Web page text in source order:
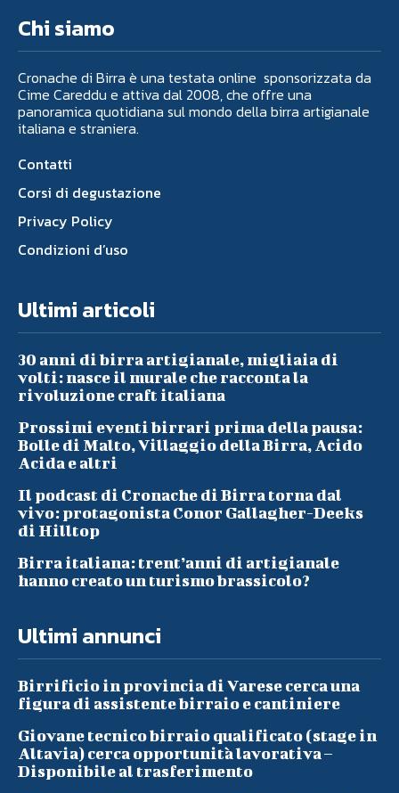
Chi siamo
Cronache di Birra è una testata online sponsorizzata da
Cime Careddu e attiva dal 2008, che offre una
panoramica quotidiana sul mondo della birra artigianale
italiana e straniera.
Contatti
Corsi di degustazione
Privacy Policy
Condizioni d’uso
Ultimi articoli
30 anni di birra artigianale, migliaia di
volti: nasce il murale che racconta la
rivoluzione craft italiana
Prossimi eventi birrari prima della pausa:
Bolle di Malto, Villaggio della Birra, Acido
Acida e altri
Il podcast di Cronache di Birra torna dal
vivo: protagonista Conor Gallagher-Deeks
di Hilltop
Birra italiana: trent’anni di artigianale
hanno creato un turismo brassicolo?
Ultimi annunci
Birrificio in provincia di Varese cerca una
figura di assistente birraio e cantiniere
Giovane tecnico birraio qualificato (stage in
Altavia) cerca opportunità lavorativa –
Disponibile al trasferimento